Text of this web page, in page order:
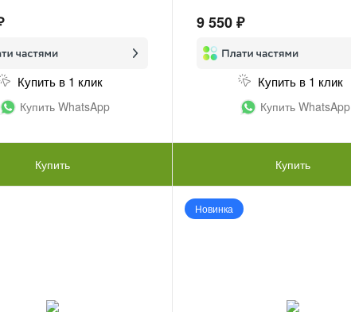
Купить в 1 клик
Купить WhatsApp
Купить
9 550 ₽
Купить в 1 клик
Купить WhatsApp
Купить
Новинка